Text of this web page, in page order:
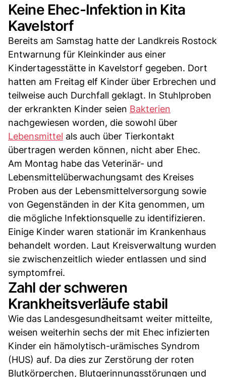
Keine Ehec-Infektion in Kita
Kavelstorf
Bereits am Samstag hatte der Landkreis Rostock
Entwarnung für Kleinkinder aus einer
Kindertagesstätte in Kavelstorf gegeben. Dort
hatten am Freitag elf Kinder über Erbrechen und
teilweise auch Durchfall geklagt. In Stuhlproben
der erkrankten Kinder seien Bakterien
nachgewiesen worden, die sowohl über
Lebensmittel als auch über Tierkontakt
übertragen werden können, nicht aber Ehec.
Am Montag habe das Veterinär- und
Lebensmittelüberwachungsamt des Kreises
Proben aus der Lebensmittelversorgung sowie
von Gegenständen in der Kita genommen, um
die mögliche Infektionsquelle zu identifizieren.
Einige Kinder waren stationär im Krankenhaus
behandelt worden. Laut Kreisverwaltung wurden
sie zwischenzeitlich wieder entlassen und sind
symptomfrei.
Zahl der schweren
Krankheitsverläufe stabil
Wie das Landesgesundheitsamt weiter mitteilte,
weisen weiterhin sechs der mit Ehec infizierten
Kinder ein hämolytisch-urämisches Syndrom
(HUS) auf. Da dies zur Zerstörung der roten
Blutkörperchen, Blutgerinnungsstörungen und